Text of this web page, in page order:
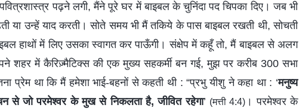
पढ़ने लगी, मैंने पूरे घर में बाइबल के चुनिंदा पद चिपका दिए। जब भी
या उन्हें याद करती। सोते समय भी मैं तकिये के पास बाइबल रखती थी, सोचती
हाथों में लिए उसका स्वागत कर पाऊँगी। संक्षेप में कहूँ तो, मैं बाइबल से अलग
शहर में कैरिज़्मैटिक्स की एक मुख्य सहकर्मी बन गई, मुझ पर करीब 300 सभा
प्रेम था कि मैं हमेशा भाई-बहनों से कहती थी : “प्रभु यीशु ने कहा था : ‘मनुष्य
से जो परमेश्वर के मुख से निकलता है, जीवित रहेगा’ (मत्ती 4:4) । परमेश्वर के